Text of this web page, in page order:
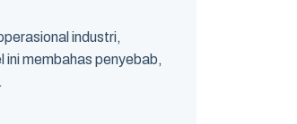
industri,
membahas penyebab,